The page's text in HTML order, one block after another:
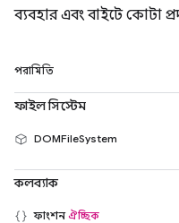
ব্যবহার এবং বাইটে কোটা
পরামিতি
ফাইল সিস্টেম
DOMFileSystem
কলব্যাক
ফাংশনঐচ্ছিক